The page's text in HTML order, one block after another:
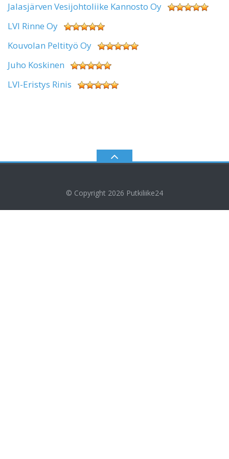
Jalasjärven Vesijohtoliike Kannosto Oy
LVI Rinne Oy
Kouvolan Peltityö Oy
Juho Koskinen
LVI-Eristys Rinis
© Copyright 2026 Putkiliike24